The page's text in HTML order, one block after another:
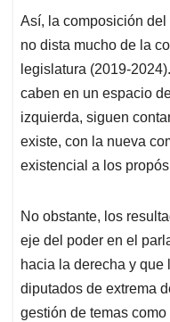
Así, la composición
no dista mucho de la
legislatura (2019-
caben en un espacio
izquierda, siguen
existe, con la nueva
existencial a los
No obstante, los
eje del poder en el
hacia la derecha y
diputados de extrema
gestión de temas